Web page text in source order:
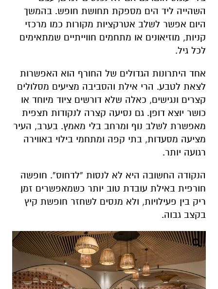
השהייה ליד הים מספקת תחושת חופש. בהמשך
היום אפשר לשלב אטרקציות מקורות כמו מרכזי
קניות, מוזיאונים או מתחמים חווייתיים שמתאימים
לכל גיל.
אחד היתרונות הגדולים של החורף הוא האפשרות
לצאת לטבע. הרי אילת והסביבה מציעים מסלולים
קצרים ונגישים, כאלה שלא דורשים ציוד מיוחד או
כושר יוצא דופן. גם נסיעה קצרה לנקודות תצפית
מאפשרת לשלב נוף ומרחב בלי מאמץ. בערב, העיר
מציעה מסעדות, בתי קפה ומתחמי בילוי באווירה
רגועה יותר.
הנקודה החשובה היא לא לנסות “לדחוס”. חופשה
חורפית באילת עובדת טוב יותר כשמאפשרים זמן
ריק בין פעילויות, ולא מנסים לשחזר חופשת קיץ
בקצב גבוה.